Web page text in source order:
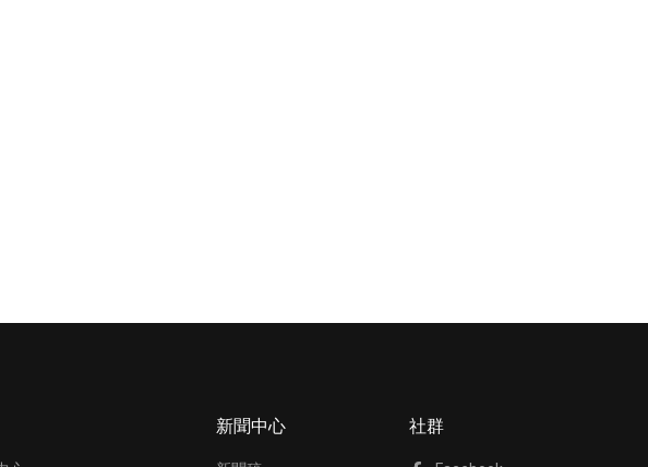
新聞中心 社群